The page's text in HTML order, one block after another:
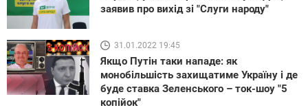
заявив про вихід зі "Слуги народу"
31.01.2022 19:45
Якщо Путін таки нападе: як
монобільшість захищатиме Україну і де
буде ставка Зеленського – ток-шоу "5
копійок"